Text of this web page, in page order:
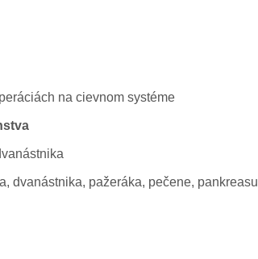
na cievnom systéme
dvanástnika, pažeráka, pečene, pankreasu